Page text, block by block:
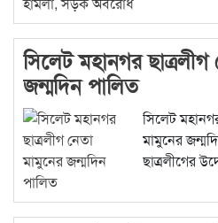
সিলেট মহানগর
জন্মদিন পালিত
সিলেট
মামুনের
ছাত্রলীগের